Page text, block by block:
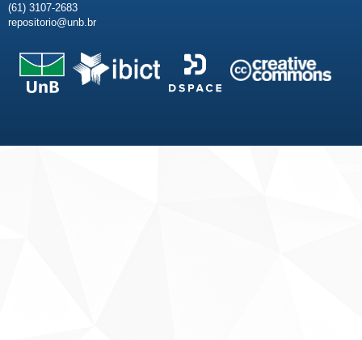
(61) 3107-2683
repositorio@unb.br